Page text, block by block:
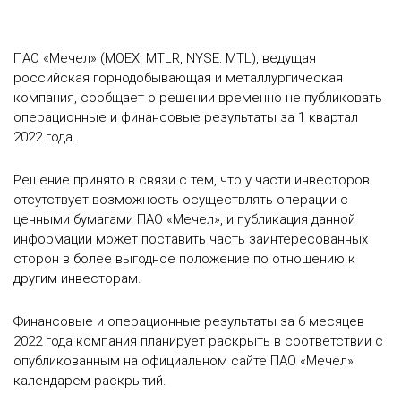
ПAO «Мечел» (MOEX: MTLR, NYSE: MTL), ведущая
российская горнодобывающая и металлургическая
компания, сообщает о решении временно не публиковать
операционные и финансовые результаты за 1 квартал
2022 года.
Решение принято в связи с тем, что у части инвесторов
отсутствует возможность осуществлять операции с
ценными бумагами ПАО «Мечел», и публикация данной
информации может поставить часть заинтересованных
сторон в более выгодное положение по отношению к
другим инвесторам.
Финансовые и операционные результаты за 6 месяцев
2022 года компания планирует раскрыть в соответствии с
опубликованным на официальном сайте ПАО «Мечел»
календарем раскрытий.